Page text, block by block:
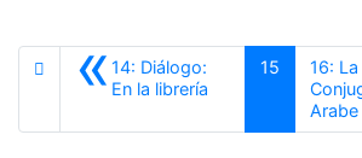
«14: Diálogo:
En la librería
15
16: La
Arabe